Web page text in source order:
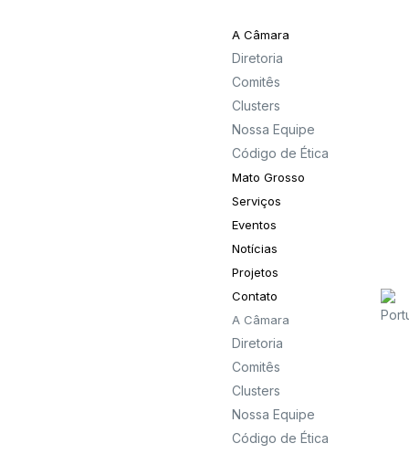
A Câmara
Diretoria
Comitês
Clusters
Nossa Equipe
Código de Ética
Mato Grosso
Serviços
Eventos
Notícias
Projetos
Contato
A Câmara
Diretoria
Comitês
Clusters
Nossa Equipe
Código de Ética